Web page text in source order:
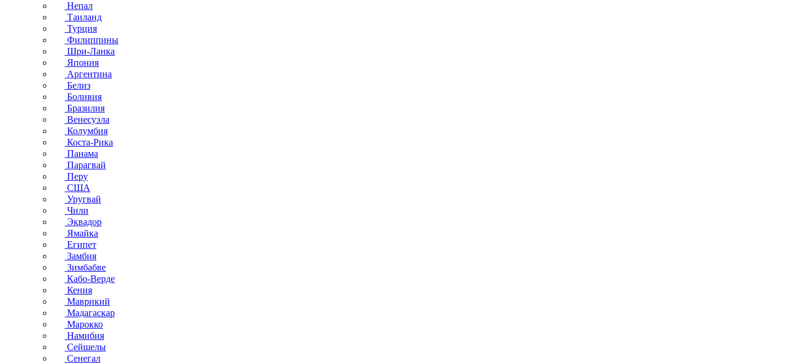
Непал
Таиланд
Турция
Филиппины
Шри-Ланка
Япония
Аргентина
Белиз
Боливия
Бразилия
Венесуэла
Колумбия
Коста-Рика
Панама
Парагвай
Перу
США
Уругвай
Чили
Эквадор
Ямайка
Египет
Замбия
Зимбабве
Кабо-Верде
Кения
Маврикий
Мадагаскар
Марокко
Намибия
Сейшелы
Сенегал